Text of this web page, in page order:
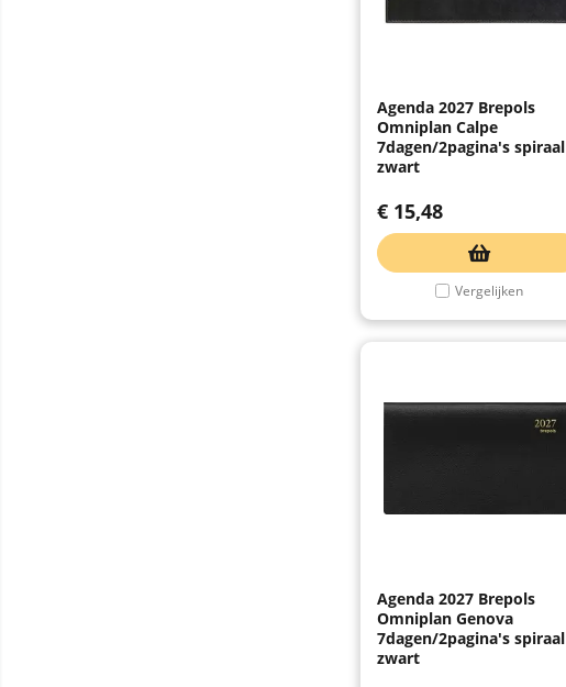
Agenda 2027 Brepols
Omniplan Calpe
7dagen/2pagina's spiraal
zwart
€ 15,48
Vergelijken
Agenda 2027 Brepols
Omniplan Genova
7dagen/2pagina's spiraal
zwart